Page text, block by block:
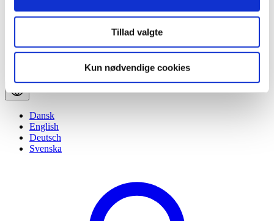
Tillad valgte
Kun nødvendige cookies
Dansk
English
Deutsch
Svenska